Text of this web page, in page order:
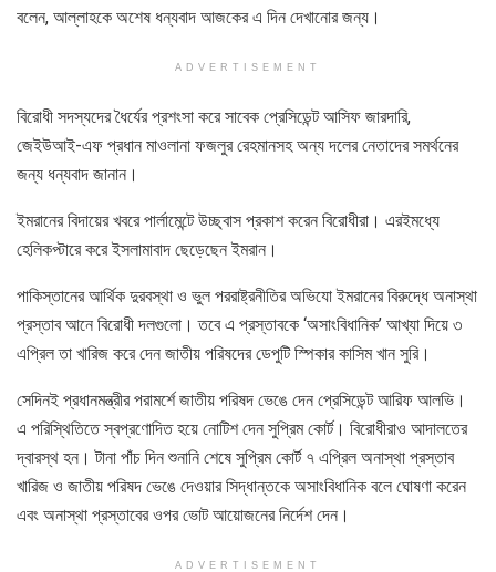
বলেন, আল্লাহকে অশেষ ধন্যবাদ আজকের এ দিন দেখানোর জন্য।
ADVERTISEMENT
বিরোধী সদস্যদের ধৈর্যের প্রশংসা করে সাবেক প্রেসিডেন্ট আসিফ জারদারি,
জেইউআই-এফ প্রধান মাওলানা ফজলুর রেহমানসহ অন্য দলের নেতাদের সমর্থনের
জন্য ধন্যবাদ জানান।
ইমরানের বিদায়ের খবরে পার্লামেন্টে উচ্ছ্বাস প্রকাশ করেন বিরোধীরা। এরইমধ্যে
হেলিকপ্টারে করে ইসলামাবাদ ছেড়েছেন ইমরান।
পাকিস্তানের আর্থিক দুরবস্থা ও ভুল পররাষ্ট্রনীতির অভিযো ইমরানের বিরুদ্ধে অনাস্থা
প্রস্তাব আনে বিরোধী দলগুলো। তবে এ প্রস্তাবকে ‘অসাংবিধানিক’ আখ্যা দিয়ে ৩
এপ্রিল তা খারিজ করে দেন জাতীয় পরিষদের ডেপুটি স্পিকার কাসিম খান সুরি।
সেদিনই প্রধানমন্ত্রীর পরামর্শে জাতীয় পরিষদ ভেঙে দেন প্রেসিডেন্ট আরিফ আলভি।
এ পরিস্থিতিতে স্বপ্রণোদিত হয়ে নোটিশ দেন সুপ্রিম কোর্ট। বিরোধীরাও আদালতের
দ্বারস্থ হন। টানা পাঁচ দিন শুনানি শেষে সুপ্রিম কোর্ট ৭ এপ্রিল অনাস্থা প্রস্তাব
খারিজ ও জাতীয় পরিষদ ভেঙে দেওয়ার সিদ্ধান্তকে অসাংবিধানিক বলে ঘোষণা করেন
এবং অনাস্থা প্রস্তাবের ওপর ভোট আয়োজনের নির্দেশ দেন।
ADVERTISEMENT